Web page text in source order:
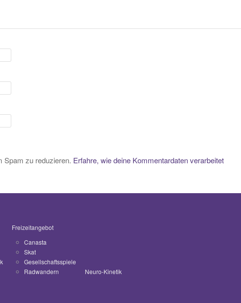
Spam zu reduzieren. Erfahre, wie deine Kommentardaten verarbeitet
Freizeitangebot
Canasta
Skat
Gesellschaftsspiele
Radwandern
Neuro-Kinetik